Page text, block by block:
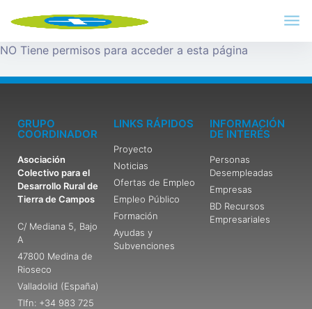
NO Tiene permisos para acceder a esta página
GRUPO
COORDINADOR
Asociación
Colectivo para el
Desarrollo Rural de
Tierra de Campos
C/ Mediana 5, Bajo
A
47800 Medina de
Rioseco
Valladolid (España)
Tlfn: +34 983 725
LINKS RÁPIDOS
Proyecto
Noticias
Ofertas de Empleo
Empleo Público
Formación
Ayudas y
Subvenciones
INFORMACIÓN
DE INTERÉS
Personas
Desempleadas
Empresas
BD Recursos
Empresariales